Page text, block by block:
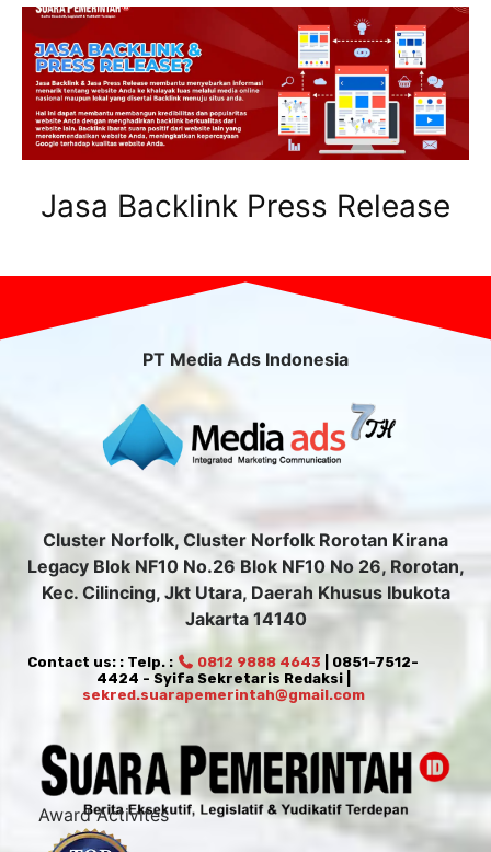
Jasa Backlink Press Release
PT Media Ads Indonesia
Cluster Norfolk, Cluster Norfolk Rorotan Kirana
Legacy Blok NF10 No.26 Blok NF10 No 26, Rorotan,
Kec. Cilincing, Jkt Utara, Daerah Khusus Ibukota
Jakarta 14140
Contact us: : Telp. : 0812 9888 4643 | 0851-7512-
4424 - Syifa Sekretaris Redaksi |
sekred.suarapemerintah@gmail.com
Award Activites